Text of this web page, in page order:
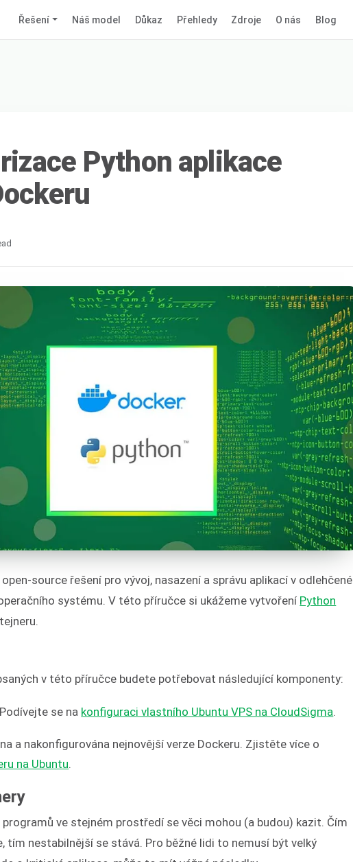
Řešení Náš model Důkaz Přehledy Zdroje O nás Blog
Python aplikace
source řešení pro vývoj, nasazení a správu aplikací v odlehčené
systému. V této příručce si ukážeme vytvoření Python
v této příručce budete potřebovat následující komponenty:
se na konfiguraci vlastního Ubuntu VPS na CloudSigma
a nakonfigurována nejnovější verze Dockeru. Zjistěte více o
na Ubuntu.
ve stejném prostředí se věci mohou (a budou) kazit. Čím
tím nestabilnější se stává. Pro běžné lidi to nemusí být velký